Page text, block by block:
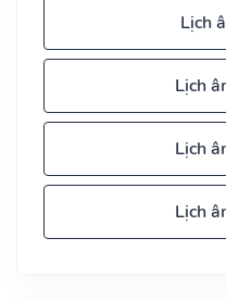
Lịch
Lịch
Lịch
Lịch